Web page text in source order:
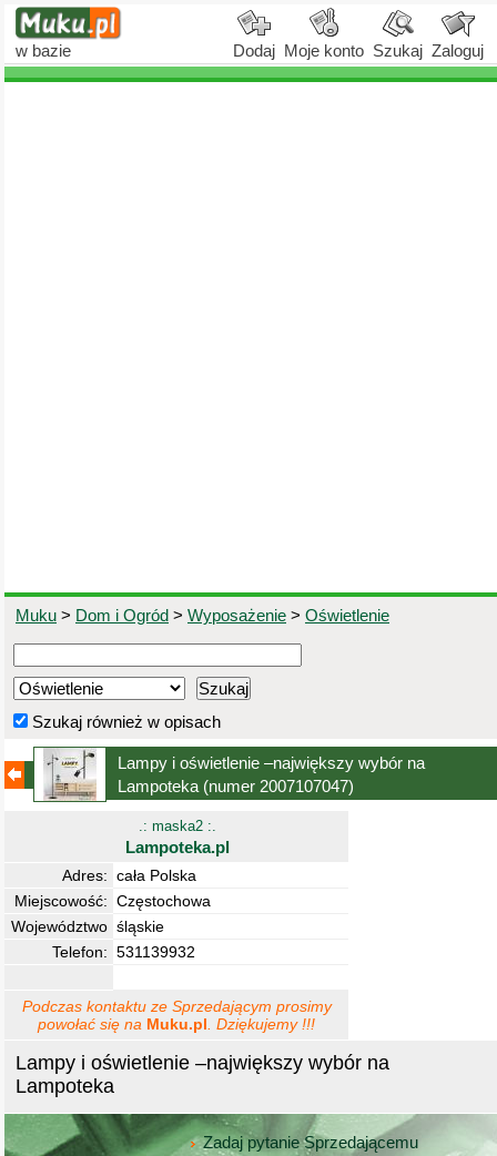
w bazie Dodaj Moje konto Szukaj Zaloguj
Muku > Dom i Ogród > Wyposażenie > Oświetlenie
Szukaj również w opisach
Lampy i oświetlenie –największy wybór na
Lampoteka (numer 2007107047)
Lampy i oświetlenie –największy wybór na
Lampoteka
Zadaj pytanie Sprzedającemu
.: maska2 :.
Lampoteka.pl
Adres: cała Polska
Miejscowość: Częstochowa
Województwo śląskie
Telefon: 531139932
Podczas kontaktu ze Sprzedającym prosimy
powołać się na Muku.pl . Dziękujemy !!!